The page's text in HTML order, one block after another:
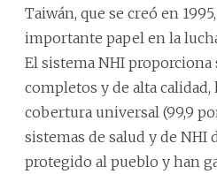
Taiwán, que se creó en
importante papel en la
El sistema NHI proporciona
completos y de alta
cobertura universal (99,9
sistemas de salud y de NHI
protegido al pueblo y han